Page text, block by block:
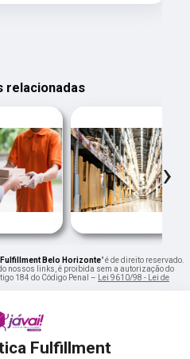
relacionadas
›
Belo Horizonte" é de direito reservado.
nossos links, é proibida sem a autorização do
184 do Código Penal – Lei 9610/98 - Lei de
Fulfillment